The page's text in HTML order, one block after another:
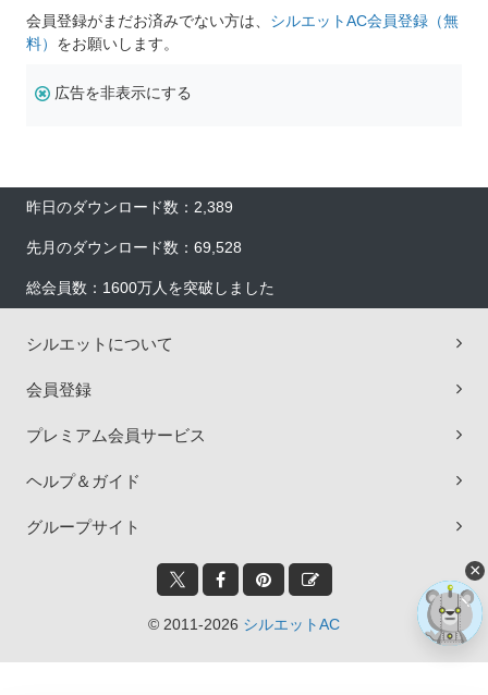
会員登録がまだお済みでない方は、 シルエットAC会員登録（無
料） をお願いします。
広告を非表示にする
昨日のダウンロード数：2,389
先月のダウンロード数：69,528
総会員数：1600万人を突破しました
シルエットについて
会員登録
プレミアム会員サービス
ヘルプ＆ガイド
グループサイト
© 2011-2026 シルエットAC
×